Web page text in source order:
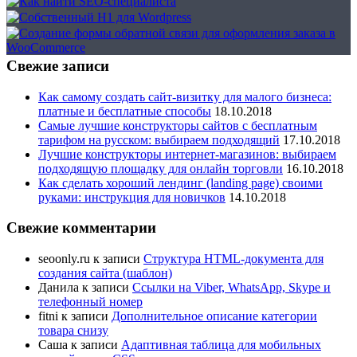
Свежие записи
Как самому создать сайт-визитку для малого бизнеса:
платные и бесплатные способы 18.10.2018
Самые лучшие конструкторы сайтов с бесплатным
тарифом на русском: выбираем подходящий 17.10.2018
Лучшие конструкторы интернет-магазинов: выбираем
подходящую площадку для онлайн торговли 16.10.2018
Как сделать хороший лендинг (landing page) своими
руками: инструкция для новичков 14.10.2018
Свежие комментарии
seoonly.ru к записи Структура HTML-документа для
создания сайта (шаблон)
Данила к записи Ссылки на Viber, WhatsApp, Skype и
телефонный номер
fitni к записи Дополнительное описание категории
товара снизу
Саша к записи Адаптивная таблица для мобильных